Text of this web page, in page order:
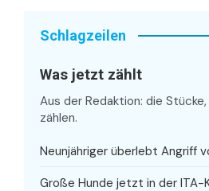
Schlagzeilen
Was jetzt zählt
Aus der Redaktion: die
zählen.
Neunjähriger überlebt Angriff
Große Hunde jetzt in der ITA-